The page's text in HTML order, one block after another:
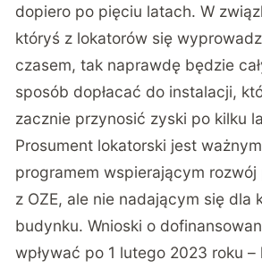
dopiero po pięciu latach. W
któryś z lokatorów się
czasem, tak naprawdę będzie
sposób dopłacać do instalacji,
zacznie przynosić zyski po kilku
Prosument lokatorski jest
programem wspierającym
z OZE, ale nie nadającym się dla
budynku. Wnioski o
wpływać po 1 lutego 2023 roku